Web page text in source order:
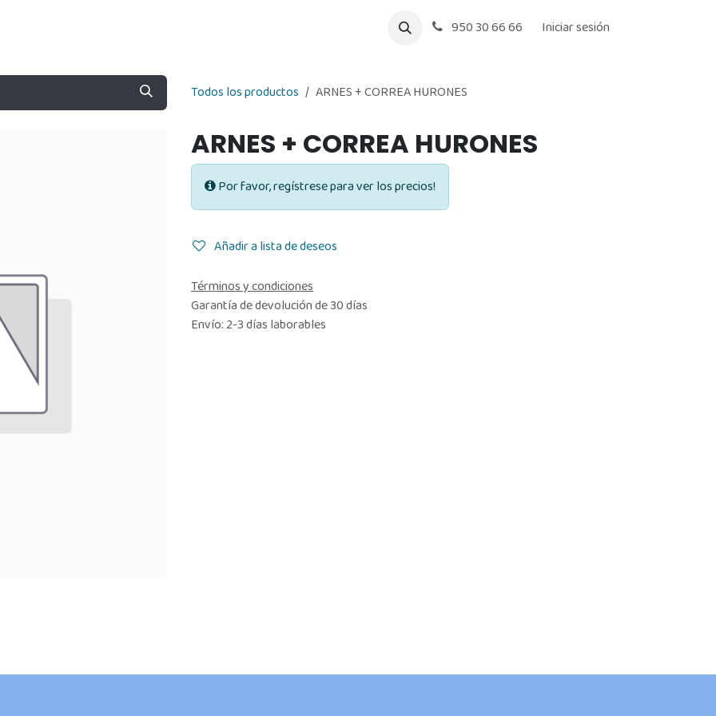
950 30 66 66 Iniciar sesión
Todos los productos ARNES + CORREA HURONES
ARNES + CORREA HURONES
Por favor, regístrese para ver los precios!
Añadir a lista de deseos
Términos y condiciones
Garantía de devolución de 30 días
Envío: 2-3 días laborables